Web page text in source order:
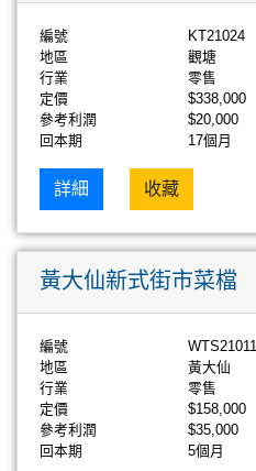
編號
KT21024
地區
觀塘
行業
零售
定價
$338,000
參考利潤
$20,000
回本期
17個月
詳細 收藏
黃大仙新式街市菜檔
編號
WTS21011
地區
黃大仙
行業
零售
定價
$158,000
參考利潤
$35,000
回本期
5個月